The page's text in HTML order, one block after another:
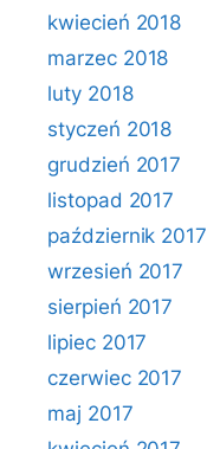
kwiecień 2018
marzec 2018
luty 2018
styczeń 2018
grudzień 2017
listopad 2017
październik 2017
wrzesień 2017
sierpień 2017
lipiec 2017
czerwiec 2017
maj 2017